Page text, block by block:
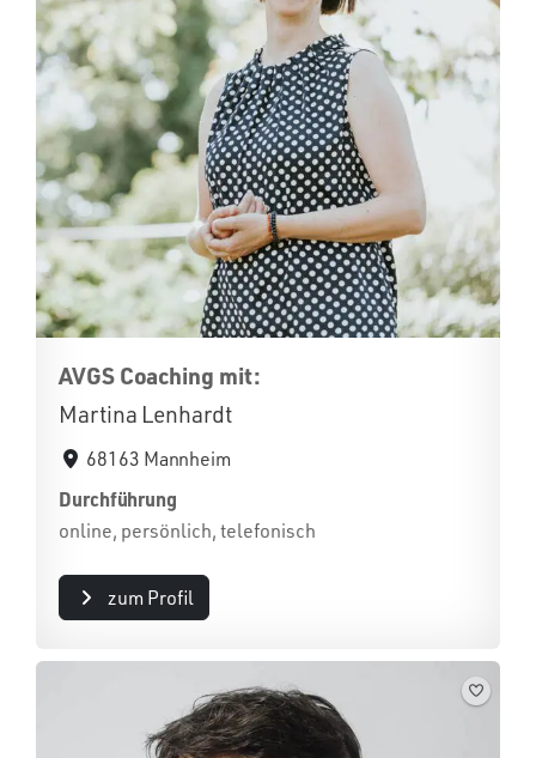
AVGS Coaching mit:
Martina Lenhardt
68163 Mannheim
Durchführung
online, persönlich, telefonisch
zum Profil